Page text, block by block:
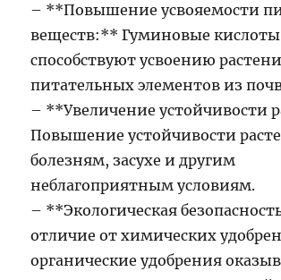
– **Повышение усвояемости
веществ:** Гуминовые кислоты
способствуют усвоению
питательных элементов из
– **Увеличение устойчивости
Повышение устойчивости
болезням, засухе и другим
неблагоприятным условиям.
– **Экологическая
отличие от химических
органические удобрения